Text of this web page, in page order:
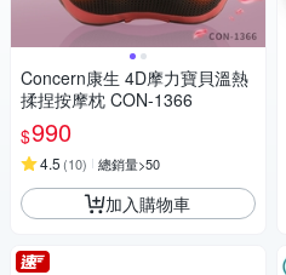
Concern康生 4D摩力寶貝溫熱
揉捏按摩枕 CON-1366
$990
4.5 (10) 總銷量>50
加入購物車